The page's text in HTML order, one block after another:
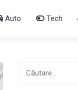
Auto Tech
după: